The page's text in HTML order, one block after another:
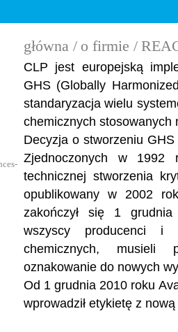
główna / o firmie /
CLP jest europejską
GHS (Globally
standaryzacja wielu
chemicznych stosowanych
Decyzja o stworzeniu
Zjednoczonych w 1992
technicznej stworzenia
opublikowany w 2002
zakończył się 1
wszyscy producenci i
chemicznych, musieli
oznakowanie do nowych
Od 1 grudnia 2010 roku
wprowadził etykietę z